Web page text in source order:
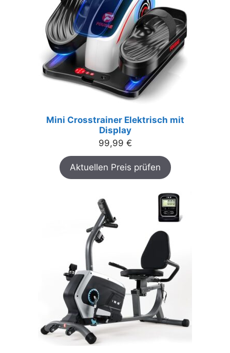
Mini Crosstrainer Elektrisch mit
Display
99,99 €
Aktuellen Preis prüfen